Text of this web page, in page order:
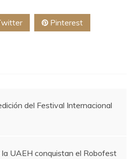
Pinterest
del Festival Internacional
UAEH conquistan el Robofest